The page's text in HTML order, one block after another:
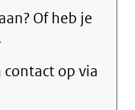
Of heb je
op via